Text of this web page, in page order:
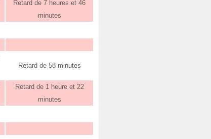
Retard de 7 heures et 46
minutes
Retard de 58 minutes
Retard de 1 heure et 22
minutes